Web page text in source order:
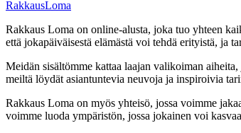
RakkausLoma
Rakkaus Loma on online-alusta, joka tuo yhteen
että jokapäiväisestä elämästä voi tehdä erityistä, ja
Meidän sisältömme kattaa laajan valikoiman
meiltä löydät asiantuntevia neuvoja ja inspiroivia
Rakkaus Loma on myös yhteisö, jossa voimme
voimme luoda ympäristön, jossa jokainen voi